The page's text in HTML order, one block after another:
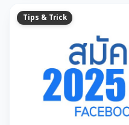
Tips & Trick